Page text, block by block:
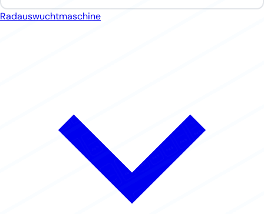
Radauswuchtmaschine